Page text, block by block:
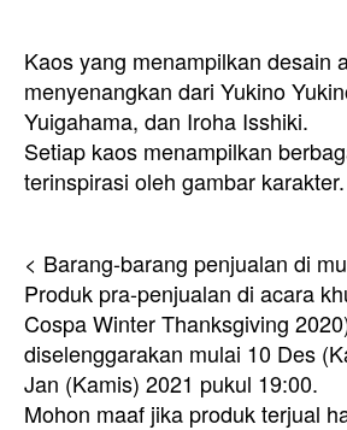
Kaos yang menampilkan desain
menyenangkan dari Yukino
Yuigahama, dan Iroha Isshiki.
Setiap kaos menampilkan
terinspirasi oleh gambar karakter.
< Barang-barang penjualan di
Produk pra-penjualan di acara
Cospa Winter Thanksgiving
diselenggarakan mulai 10 Des
Jan (Kamis) 2021 pukul 19:00.
Mohon maaf jika produk terjual